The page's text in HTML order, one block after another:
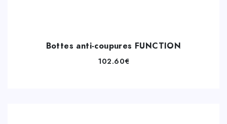
Bottes anti-coupures FUNCTION
102.60€